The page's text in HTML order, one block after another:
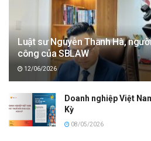
Luật sư Nguyễn Thanh Hà,
công của SBLAW
12/06/2026
Doanh nghiệp Việt
Kỳ
08/05/2026